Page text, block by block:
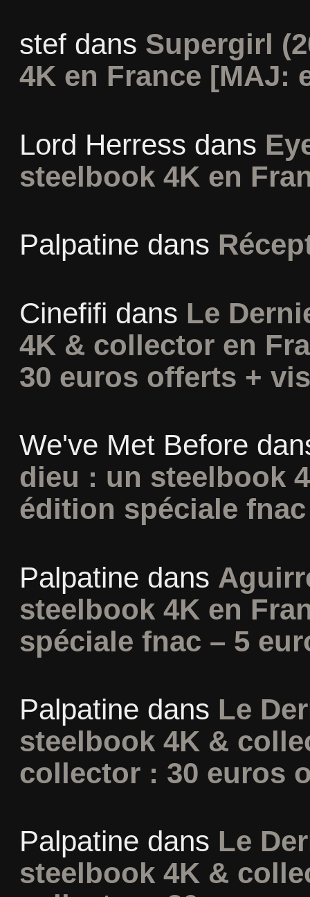
stefdans Supergirl
4K en France [MAJ:
Lord Herress dans
steelbook 4K en
Palpatine dans
Cinefifi dans Le
4K & collector en
30 euros offerts +
We've Met Before
dieu : un steelbook
édition spéciale
Palpatine dans
steelbook 4K en
spéciale fnac – 5
Palpatine dans Le
steelbook 4K &
collector : 30 euros
Palpatine dans Le
steelbook 4K &